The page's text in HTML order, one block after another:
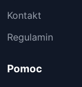
Kontakt
Regulamin
Pomoc